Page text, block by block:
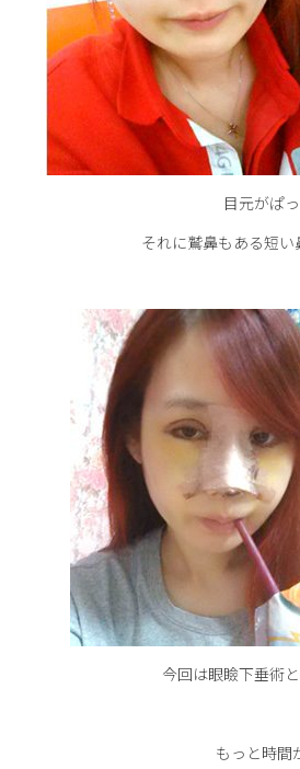
目元がぱ
それに鷲鼻もある短
今回は眼瞼下垂術
もっと時間